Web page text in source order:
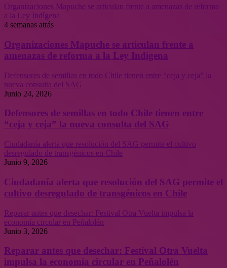
Organizaciones Mapuche se articulan frente a amenazas de reforma
a la Ley Indígena
4 semanas atrás
Organizaciones Mapuche se articulan frente a
amenazas de reforma a la Ley Indígena
Defensores de semillas en todo Chile tienen entre “ceja y ceja” la
nueva consulta del SAG
Junio 24, 2026
Defensores de semillas en todo Chile tienen entre
“ceja y ceja” la nueva consulta del SAG
Ciudadanía alerta que resolución del SAG permite el cultivo
desregulado de transgénicos en Chile
Junio 9, 2026
Ciudadanía alerta que resolución del SAG permite el
cultivo desregulado de transgénicos en Chile
Reparar antes que desechar: Festival Otra Vuelta impulsa la
economía circular en Peñalolén
Junio 3, 2026
Reparar antes que desechar: Festival Otra Vuelta
impulsa la economía circular en Peñalolén